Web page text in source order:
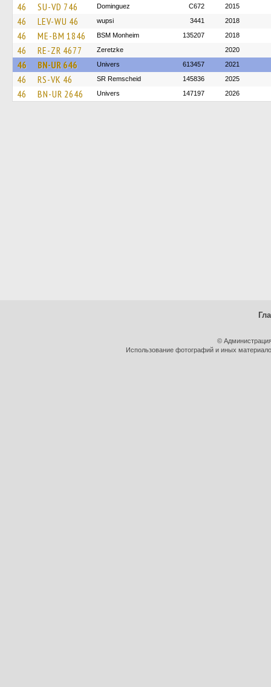
46 SU-VD 746 Dominguez C672 2015
46 LEV-WU 46 wupsi 3441 2018
46 ME-BM 1846 BSM Monheim 135207 2018
46 RE-ZR 4677 Zeretzke 2020
46 BN-UR 646 Univers 613457 2021
46 RS-VK 46 SR Remscheid 145836 2025
46 BN-UR 2646 Univers 147197 2026
©
Использование фотографий и иных